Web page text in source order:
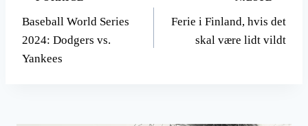
Baseball World Series
2024: Dodgers vs.
Yankees
Ferie i Finland, hvis det
skal være lidt vildt